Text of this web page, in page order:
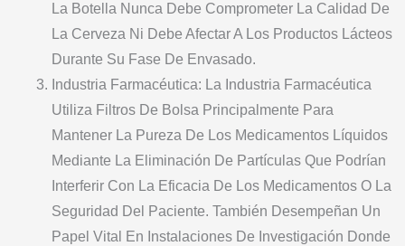
La Botella Nunca Debe Comprometer La Calidad De
La Cerveza Ni Debe Afectar A Los Productos Lácteos
Durante Su Fase De Envasado.
Industria Farmacéutica: La Industria Farmacéutica
Utiliza Filtros De Bolsa Principalmente Para
Mantener La Pureza De Los Medicamentos Líquidos
Mediante La Eliminación De Partículas Que Podrían
Interferir Con La Eficacia De Los Medicamentos O La
Seguridad Del Paciente. También Desempeñan Un
Papel Vital En Instalaciones De Investigación Donde